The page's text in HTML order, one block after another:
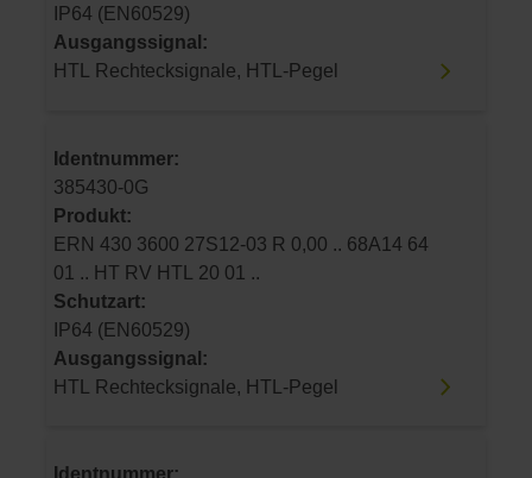
IP64 (EN60529)
Ausgangssignal:
HTL Rechtecksignale, HTL-Pegel
Identnummer:
385430-0G
Produkt:
ERN 430 3600 27S12-03 R 0,00 .. 68A14 64
01 .. HT RV HTL 20 01 ..
Schutzart:
IP64 (EN60529)
Ausgangssignal:
HTL Rechtecksignale, HTL-Pegel